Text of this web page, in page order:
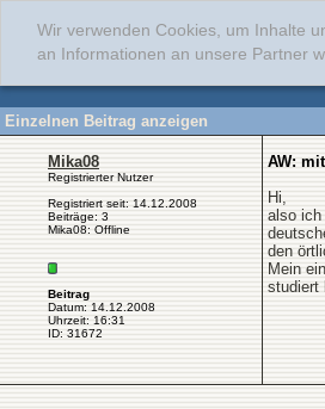
Wir verwenden Cookies, um Inhalte
an Informationen an unsere Partner
Einzelnen Beitrag anzeigen
Mika08
Registrierter Nutzer
Registriert seit: 14.12.2008
Beiträge: 3
Mika08: Offline
Beitrag
Datum: 14.12.2008
Uhrzeit: 16:31
ID: 31672
AW:
Hi,
also ich
den
Mein
studiert